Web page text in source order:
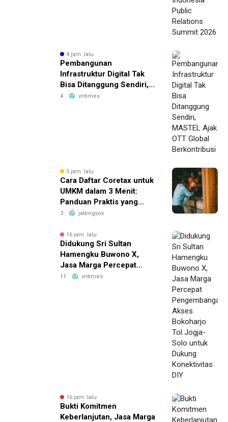
4 jam lalu
Pembangunan
Infrastruktur Digital Tak
Bisa Ditanggung Sendiri,
MASTEL Ajak OTT Global
4 vritimes
5 jam lalu
Cara Daftar Coretax untuk
UMKM dalam 3 Menit:
Panduan Praktis yang
Bikin Bisnis Anda Lebih
3 jatengvox
16 jam lalu
Didukung Sri Sultan
Hamengku Buwono X,
Jasa Marga Percepat
Pengembangan Akses
11 vritimes
16 jam lalu
Bukti Komitmen
Keberlanjutan, Jasa Marga